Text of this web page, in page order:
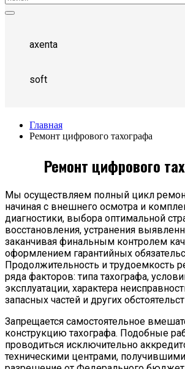
axenta
soft
Главная
Ремонт цифрового тахографа
Ремонт цифрового
Мы осуществляем полный цикл
начиная с внешнего осмотра и
диагностики, выбора оптимальной
восстановления, устранения
заканчивая финальным контролем
оформлением гарантийных
Продолжительность и трудоемкость
ряда факторов: типа тахографа,
эксплуатации, характера
запасных частей и других
Запрещается самостоятельное
конструкцию тахографа. Подобные
проводиться исключительно
техническими центрами,